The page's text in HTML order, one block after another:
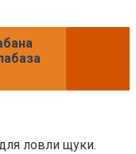
ловли щуки.